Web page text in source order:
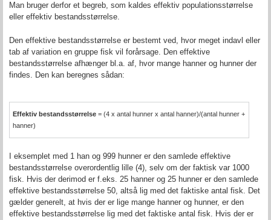
Man bruger derfor et begreb, som kaldes effektiv populationsstørrelse
eller effektiv bestandsstørrelse.
Den effektive bestandsstørrelse er bestemt ved, hvor meget indavl eller
tab af variation en gruppe fisk vil forårsage. Den effektive
bestandsstørrelse afhænger bl.a. af, hvor mange hanner og hunner der
findes. Den kan beregnes sådan:
Effektiv bestandsstørrelse = (4 x antal hunner x antal hanner)/(antal hunner +
hanner)
I eksemplet med 1 han og 999 hunner er den samlede effektive
bestandsstørrelse overordentlig lille (4), selv om der faktisk var 1000
fisk. Hvis der derimod er f.eks. 25 hanner og 25 hunner er den samlede
effektive bestandsstørrelse 50, altså lig med det faktiske antal fisk. Det
gælder generelt, at hvis der er lige mange hanner og hunner, er den
effektive bestandsstørrelse lig med det faktiske antal fisk. Hvis der er